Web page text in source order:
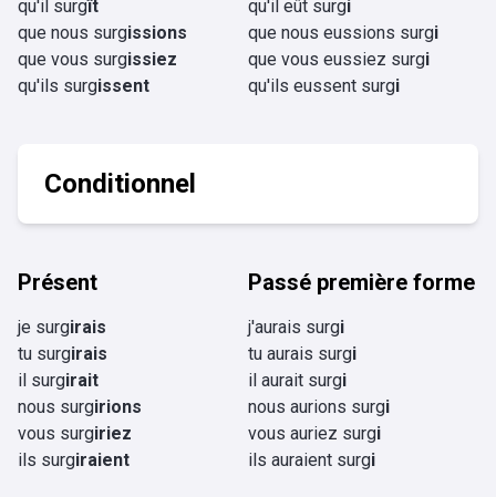
qu'il surgît
que nous surgissions
que vous surgissiez
qu'ils surgissent
qu'il eût surgi
que nous eussions surgi
que vous eussiez surgi
qu'ils eussent surgi
Conditionnel
Présent
je surgirais
tu surgirais
il surgirait
nous surgirions
vous surgiriez
ils surgiraient
Passé première forme
j'aurais surgi
tu aurais surgi
il aurait surgi
nous aurions surgi
vous auriez surgi
ils auraient surgi